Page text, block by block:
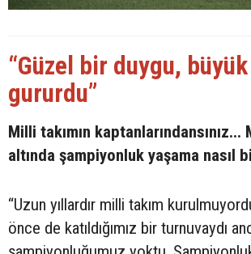
“Güzel bir duygu,
gururdu”
Milli takımın
altında şampiyonluk yaşama nasıl
“Uzun yıllardır milli takım
önce de katıldığımız bir turnuvaydı